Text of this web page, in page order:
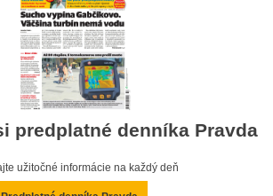
predplatné denníka Pravda
užitočné informácie na každý deň